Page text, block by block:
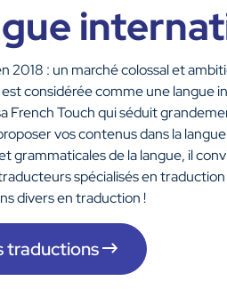
2018 : un marché colossal et
considérée comme une langue
French Touch qui séduit
vos contenus dans la langue
de la langue, il
spécialisés en traduction
divers en traduction !
traductions